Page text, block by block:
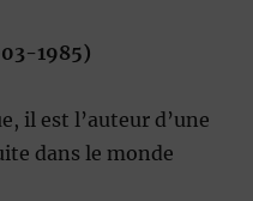
1985)
il est l’auteur d’une
dans le monde